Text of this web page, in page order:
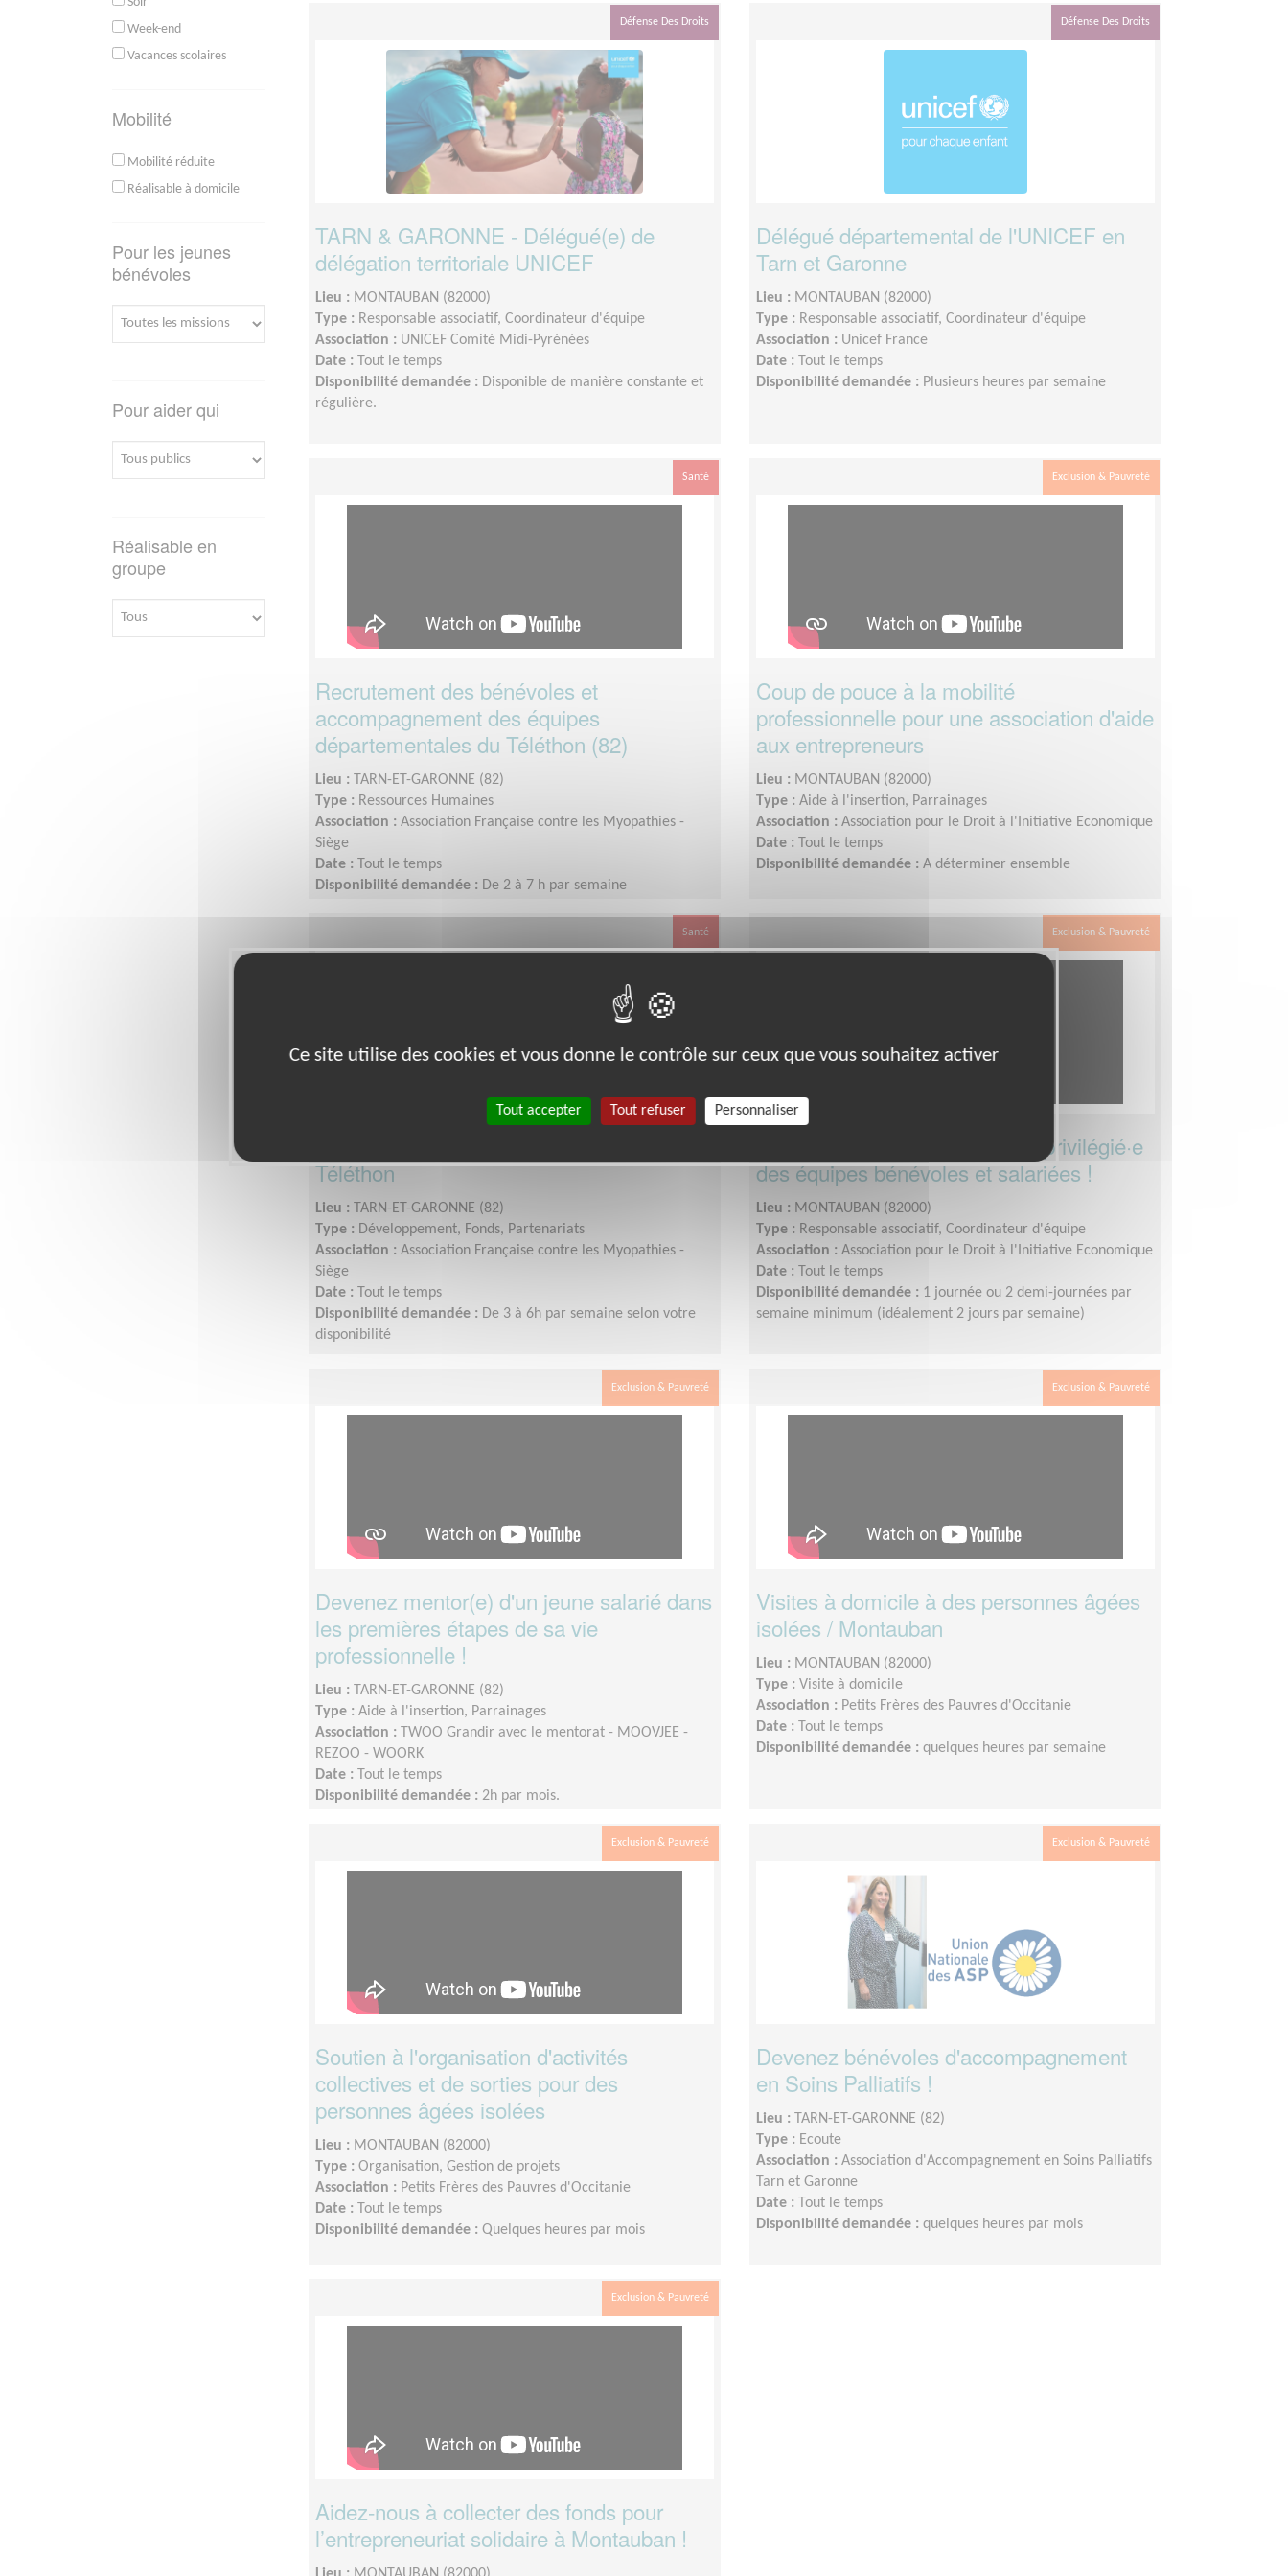
Week-end
Vacances scolaires
Mobilité
Mobilité réduite
Réalisable à domicile
Pour les jeunes
bénévoles
Pour aider qui
Réalisable en
groupe
Défense Des Droits
TARN & GARONNE - Délégué(e) de
délégation territoriale UNICEF
Lieu : MONTAUBAN (82000)
Type : Responsable associatif, Coordinateur d'équipe
Association : UNICEF Comité Midi-Pyrénées
Date :
Tout le temps
Disponibilité demandée : Disponible de manière constante et
régulière.
Défense Des Droits
Délégué départemental de l'UNICEF en
Tarn et Garonne
Lieu : MONTAUBAN (82000)
Type : Responsable associatif, Coordinateur d'équipe
Association : Unicef France
Date :
Tout le temps
Disponibilité demandée : Plusieurs heures par semaine
Santé
Recrutement des bénévoles et
accompagnement des équipes
départementales du Téléthon (82)
Lieu :
TARN-ET-GARONNE (82)
Type : Ressources Humaines
Association : Association Française contre les Myopathies -
Siège
Date :
Tout le temps
Disponibilité demandée : De 2 à 7 h par semaine
Exclusion & Pauvreté
Coup de pouce à la mobilité
professionnelle pour une association d'aide
aux entrepreneurs
Lieu : MONTAUBAN (82000)
Type : Aide à l'insertion, Parrainages
Association : Association pour le Droit à l'Initiative Economique
Date :
Tout le temps
Disponibilité demandée : A déterminer ensemble
Santé
Téléthon
Lieu :
TARN-ET-GARONNE (82)
Type : Développement, Fonds, Partenariats
Association : Association Française contre les Myopathies -
Siège
Date :
Tout le temps
Disponibilité demandée : De 3 à 6h par semaine selon votre
disponibilité
Exclusion & Pauvreté
Devenez la/le correspondant·e privilégié·e
des équipes bénévoles et salariées !
Lieu : MONTAUBAN (82000)
Type : Responsable associatif, Coordinateur d'équipe
Association : Association pour le Droit à l'Initiative Economique
Date :
Tout le temps
Disponibilité demandée : 1 journée ou 2 demi-journées par
semaine minimum (idéalement 2 jours par semaine)
Exclusion & Pauvreté
Devenez mentor(e) d'un jeune salarié dans
les premières étapes de sa vie
professionnelle !
Lieu :
TARN-ET-GARONNE (82)
Type : Aide à l'insertion, Parrainages
Association :
TWOO Grandir avec le mentorat - MOOVJEE -
REZOO - WOORK
Date :
Tout le temps
Disponibilité demandée : 2h par mois.
Exclusion & Pauvreté
Visites à domicile à des personnes âgées
isolées / Montauban
Lieu : MONTAUBAN (82000)
Type : Visite à domicile
Association : Petits Frères des Pauvres d'Occitanie
Date :
Tout le temps
Disponibilité demandée : quelques heures par semaine
Exclusion & Pauvreté
Soutien à l'organisation d'activités
collectives et de sorties pour des
personnes âgées isolées
Lieu : MONTAUBAN (82000)
Type : Organisation, Gestion de projets
Association : Petits Frères des Pauvres d'Occitanie
Date :
Tout le temps
Disponibilité demandée : Quelques heures par mois
Exclusion & Pauvreté
Devenez bénévoles d'accompagnement
en Soins Palliatifs !
Lieu :
TARN-ET-GARONNE (82)
Type : Ecoute
Association : Association d'Accompagnement en Soins Palliatifs
Tarn et Garonne
Date :
Tout le temps
Disponibilité demandée : quelques heures par mois
Exclusion & Pauvreté
Aidez-nous à collecter des fonds pour
l’entrepreneuriat solidaire à Montauban !
Ce site utilise des cookies et vous donne le contrôle sur ceux que vous souhaitez activer
Tout accepter Tout refuser Personnaliser